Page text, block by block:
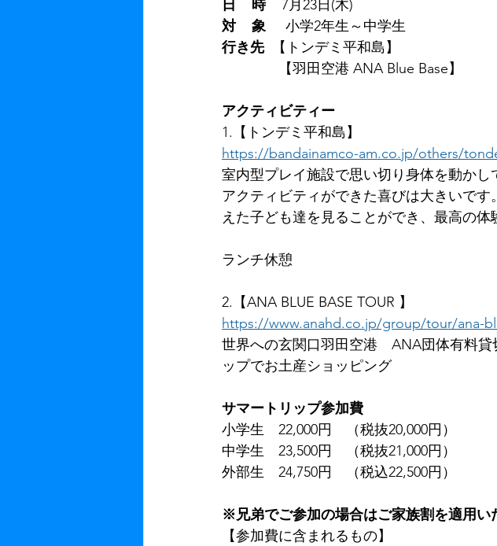
日    時 7月23日(木)
対    象 小学2年生～中学生
行き先
【トンデミ平和島】
【羽田空港 ANA Blue Base】
アクティビティー
1.【トンデミ平和島】
https://bandainamco-am.co.jp/others/
室内型プレイ施設で思い切り身体を動か
アクティビティができた喜びは大きいで
えた子ども達を見ることができ、最高の体
ランチ休憩
2.【ANA BLUE BASE TOUR 】
https://www.anahd.co.jp/group/tour/ana-
世界への玄関口羽田空港　ANA団体有料
ップでお土産ショッピング
サマートリップ参加費
小学生　22,000円　（税抜20,000円）
中学生　23,500円　（税抜21,000円）
外部生　24,750円　（税込22,500円）
※兄弟でご参加の場合はご家族割を適用い
【参加費に含まれるもの】